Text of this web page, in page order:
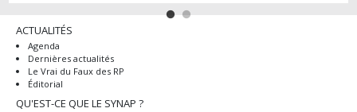
ACTUALITÉS
Agenda
Dernières actualités
Le Vrai du Faux des RP
Éditorial
QU'EST-CE QUE LE SYNAP ?